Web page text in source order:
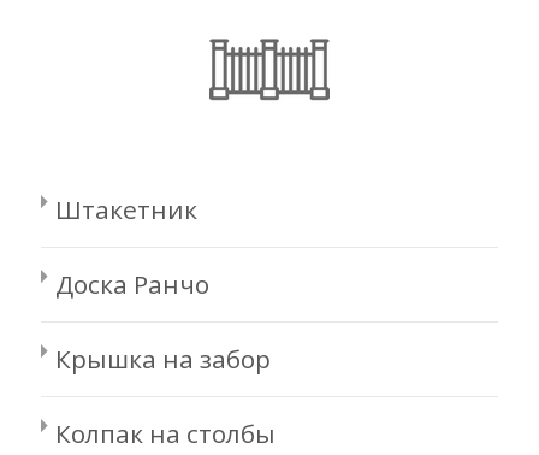
Штакетник
Доска Ранчо
Крышка на забор
Колпак на столбы